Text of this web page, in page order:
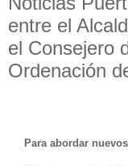
entre el
el Consejero
Ordenación
Para abordar